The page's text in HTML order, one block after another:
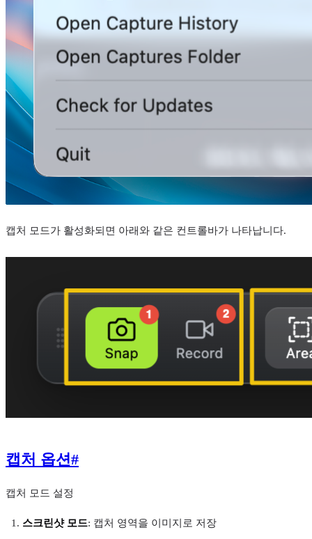
캡처 모드가 활성화되면 아래와 같은 컨트롤바가 나타납니다.
캡처 옵션#
캡처 모드 설정
스크린샷 모드: 캡처 영역을 이미지로 저장